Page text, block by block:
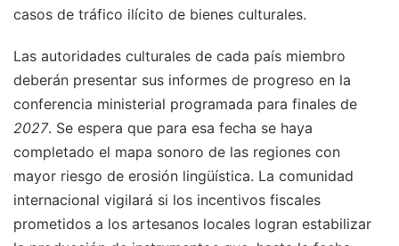
casos de tráfico ilícito de bienes culturales.
Las autoridades culturales de cada país miembro
deberán presentar sus informes de progreso en la
conferencia ministerial programada para finales de
2027. Se espera que para esa fecha se haya
completado el mapa sonoro de las regiones con
mayor riesgo de erosión lingüística. La comunidad
internacional vigilará si los incentivos fiscales
prometidos a los artesanos locales logran estabilizar